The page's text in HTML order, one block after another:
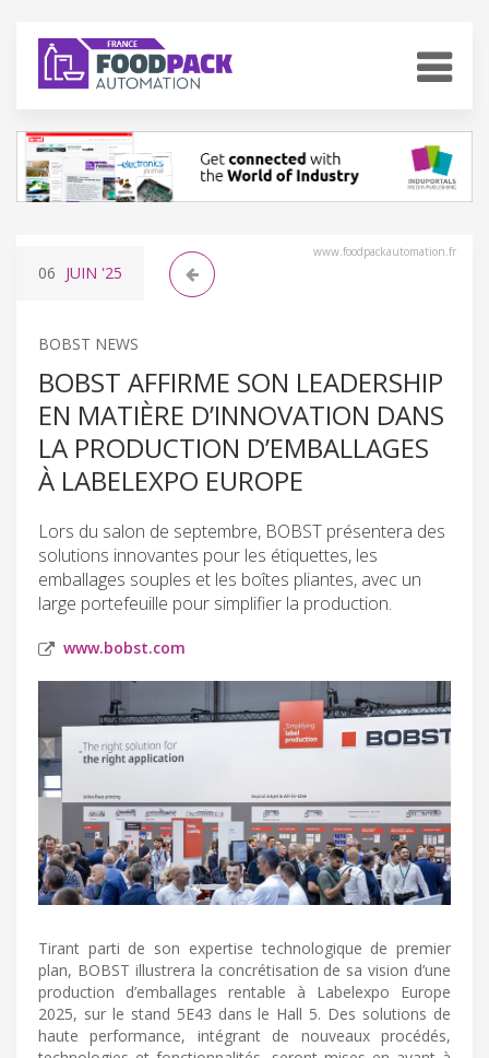
www.foodpackautomation.fr
06 JUIN '25
BOBST NEWS
BOBST AFFIRME SON LEADERSHIP
EN MATIÈRE D’INNOVATION DANS
LA PRODUCTION D’EMBALLAGES
À LABELEXPO EUROPE
Lors du salon de septembre, BOBST présentera des
solutions innovantes pour les étiquettes, les
emballages souples et les boîtes pliantes, avec un
large portefeuille pour simplifier la production.
www.bobst.com
Tirant parti de son expertise technologique de premier
plan, BOBST illustrera la concrétisation de sa vision d’une
production d’emballages rentable à Labelexpo Europe
2025, sur le stand 5E43 dans le Hall 5. Des solutions de
haute performance, intégrant de nouveaux procédés,